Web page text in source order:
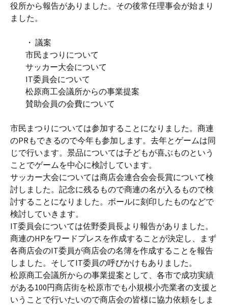
役所から報告がありました。その後常任理事会が始まり
ました。
・ 議案
市民まつりについて
サッカー大会について
IT委員会について
松原商工会議所からの事業提案
賛助会員の会費について
市民まつりについては参加することになりました。商連
のPRもできるので今年も参加します。去年とゲームは同
じで行います。景品については子どもが喜ぶものという
ことでゲームを中心に検討しています。
サッカー大会については商店会連合会会長賞について検
討しました。記念に残るもので商連の名が入るもので検
討することになりました。ボールに刻印したものなどで
検討していきます。
IT委員会については佐野委員長より報告がありました。
商連のHPをワードプレスを作成することが決定し、まず
各商店会のIT委員が商店会の名簿を作成することを報告
しました。そしてIT委員の呼びかけもありました。
松原商工会議所からの事業提案として、各市で成功実績
がある100円商店街を松原市でも小規模小売業者の支援と
いうことで行いたいので商店会の皆様に協力依頼をしま